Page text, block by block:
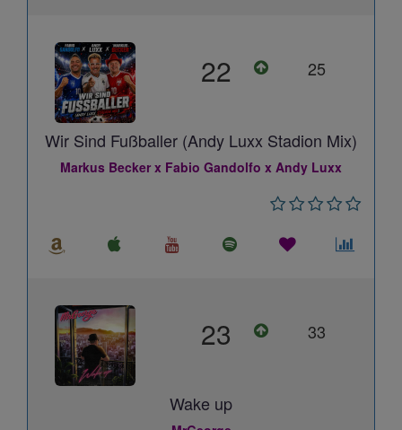
22 25
Wir Sind Fußballer (Andy Luxx Stadion Mix)
Markus Becker x Fabio Gandolfo x Andy Luxx
23 33
Wake up